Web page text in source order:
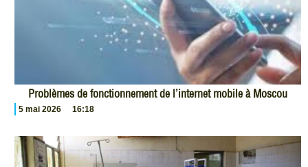
Problèmes de fonctionnement de l’internet mobile à Moscou
5 mai 2026 16:18